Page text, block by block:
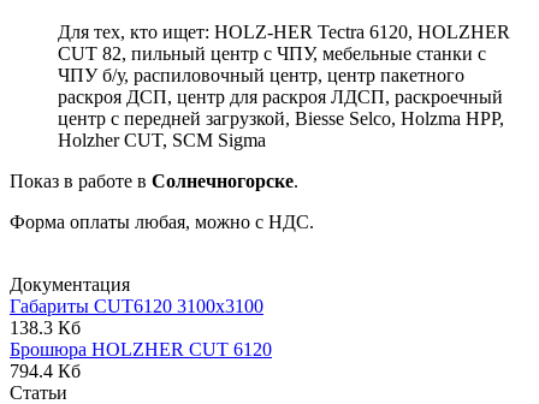
Для тех, кто ищет: HOLZ-HER Tectra 6120, HOLZHER
CUT 82, пильный центр с ЧПУ, мебельные станки с
ЧПУ б/у, распиловочный центр, центр пакетного
раскроя ДСП, центр для раскроя ЛДСП, раскроечный
центр с передней загрузкой, Biesse Selco, Holzma HPP,
Holzher CUT, SCM Sigma
Показ в работе в Солнечногорске.
Форма оплаты любая, можно с НДС.
Документация
Габариты CUT6120 3100х3100
138.3 Кб
Брошюра HOLZHER CUT 6120
794.4 Кб
Статьи